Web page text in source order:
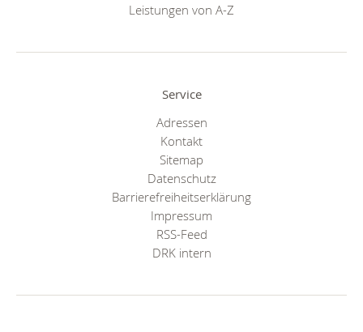
Leistungen von A-Z
Service
Adressen
Kontakt
Sitemap
Datenschutz
Barrierefreiheitserklärung
Impressum
RSS-Feed
DRK intern